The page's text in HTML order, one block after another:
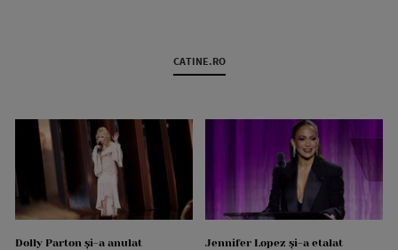
CATINE.RO
Dolly Parton și-a anulat
Jennifer Lopez și-a etalat